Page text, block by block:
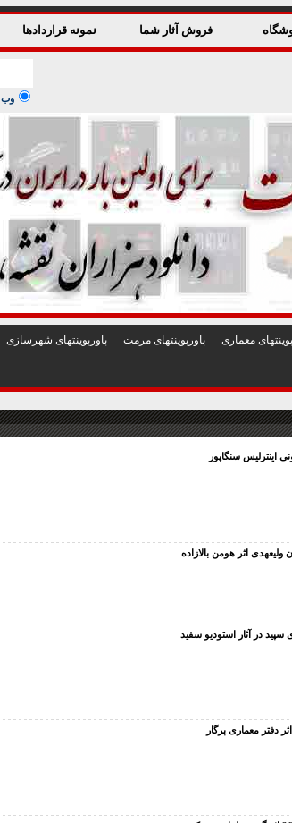
فروش آثار شما نمونه قراردادها
وب
معماری پاورپوينتهای مرمت پاورپوينتهای شهرسازی
اینترلیس سنگاپور
اثر هومن بالازاده
سپید در آثار استودیو سفید
دفتر معماری پرگار